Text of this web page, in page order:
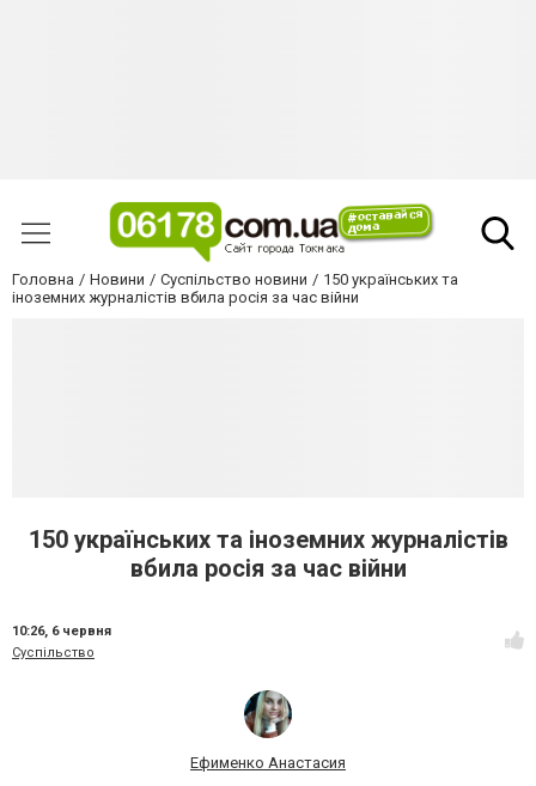
Головна Новини Суспільство новини
150 українських та
іноземних журналістів вбила росія за час війни
150 українських та іноземних журналістів
вбила росія за час війни
10:26, 6 червня
Суспільство
Ефименко Анастасия